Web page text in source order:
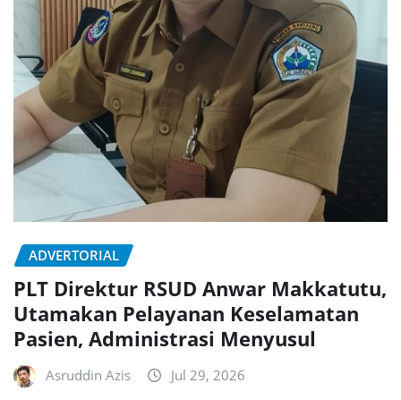
ADVERTORIAL
PLT Direktur RSUD Anwar Makkatutu,
Utamakan Pelayanan Keselamatan
Pasien, Administrasi Menyusul
Asruddin Azis Jul 29, 2026